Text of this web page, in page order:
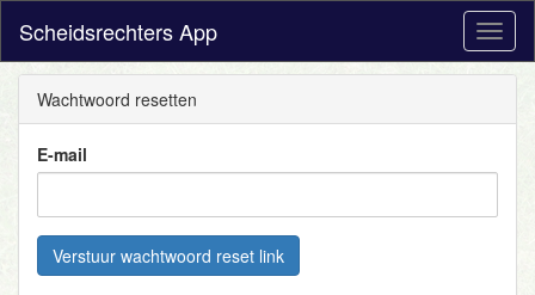
Scheidsrechters App
Wachtwoord resetten
E-mail
Verstuur wachtwoord reset link